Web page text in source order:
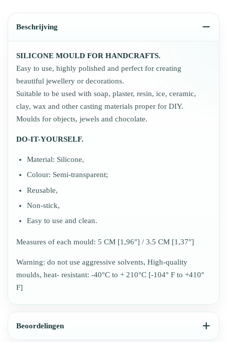
Beschrijving
SILICONE MOULD FOR HANDCRAFTS.
Easy to use, highly polished and perfect for creating
beautiful jewellery or decorations.
Suitable to be used with soap, plaster, resin, ice, ceramic,
clay, wax and other casting materials proper for DIY.
Moulds for objects, jewels and chocolate.
DO-IT-YOURSELF.
Material: Silicone,
Colour: Semi-transparent;
Reusable,
Non-stick,
Easy to use and clean.
Measures of each mould: 5 CM [1,96″] / 3.5 CM [1,37″]
Warning: do not use aggressive solvents, High-quality
moulds, heat- resistant: -40°C to + 210°C [-104° F to +410°
F]
Beoordelingen